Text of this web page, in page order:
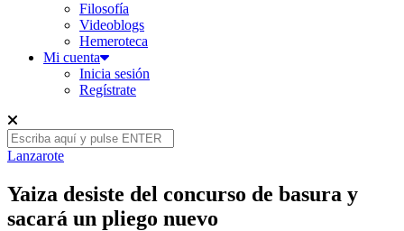
Filosofía
Videoblogs
Hemeroteca
Mi cuenta
Inicia sesión
Regístrate
Lanzarote
Yaiza desiste del concurso de basura y
sacará un pliego nuevo